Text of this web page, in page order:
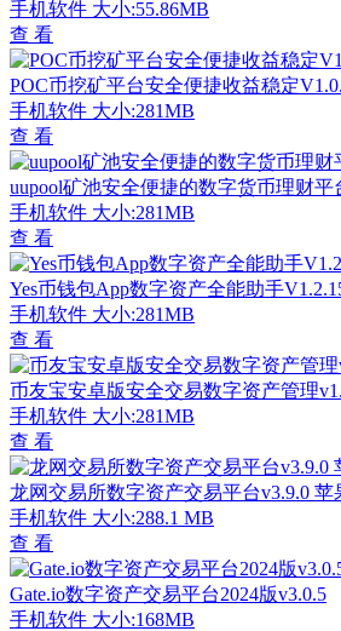
手机软件 大小:55.86MB
查 看
POC币挖矿平台安全便捷收益稳定
手机软件 大小:281MB
查 看
uupool矿池安全便捷的数字货币理财平
手机软件 大小:281MB
查 看
Yes币钱包App数字资产全能助手
手机软件 大小:281MB
查 看
币友宝安卓版安全交易数字资产管理
手机软件 大小:281MB
查 看
龙网交易所数字资产交易平台v3.9.0 苹
手机软件 大小:288.1 MB
查 看
Gate.io数字资产交易平台2024版v3.0.5
手机软件 大小:168MB